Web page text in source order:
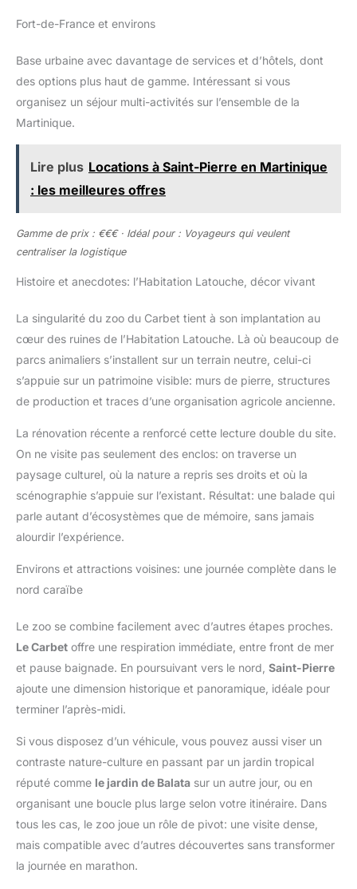
Fort-de-France et environs
Base urbaine avec davantage de services et d’hôtels, dont
des options plus haut de gamme. Intéressant si vous
organisez un séjour multi-activités sur l’ensemble de la
Martinique.
Lire plus Locations à Saint-Pierre en Martinique
: les meilleures offres
Gamme de prix : €€€ · Idéal pour : Voyageurs qui veulent
centraliser la logistique
Histoire et anecdotes: l’Habitation Latouche, décor vivant
La singularité du zoo du Carbet tient à son implantation au
cœur des ruines de l’Habitation Latouche. Là où beaucoup de
parcs animaliers s’installent sur un terrain neutre, celui-ci
s’appuie sur un patrimoine visible: murs de pierre, structures
de production et traces d’une organisation agricole ancienne.
La rénovation récente a renforcé cette lecture double du site.
On ne visite pas seulement des enclos: on traverse un
paysage culturel, où la nature a repris ses droits et où la
scénographie s’appuie sur l’existant. Résultat: une balade qui
parle autant d’écosystèmes que de mémoire, sans jamais
alourdir l’expérience.
Environs et attractions voisines: une journée complète dans le
nord caraïbe
Le zoo se combine facilement avec d’autres étapes proches.
Le Carbet offre une respiration immédiate, entre front de mer
et pause baignade. En poursuivant vers le nord, Saint-Pierre
ajoute une dimension historique et panoramique, idéale pour
terminer l’après-midi.
Si vous disposez d’un véhicule, vous pouvez aussi viser un
contraste nature-culture en passant par un jardin tropical
réputé comme le jardin de Balata sur un autre jour, ou en
organisant une boucle plus large selon votre itinéraire. Dans
tous les cas, le zoo joue un rôle de pivot: une visite dense,
mais compatible avec d’autres découvertes sans transformer
la journée en marathon.